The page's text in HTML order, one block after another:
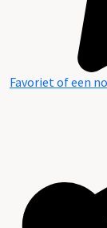
Favoriet of een